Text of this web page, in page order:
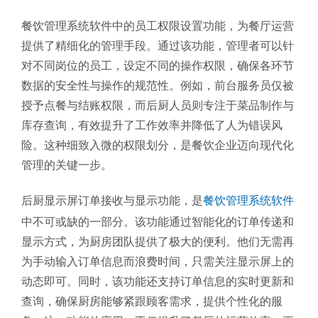
餐饮管理系统软件中的员工权限设置功能，为餐厅运营
提供了精细化的管理手段。通过该功能，管理者可以针
对不同岗位的员工，设定不同的操作权限，确保各环节
数据的安全性与操作的规范性。例如，前台服务员仅被
授予点餐与结账权限，而后厨人员则专注于菜品制作与
库存查询，有效提升了工作效率并降低了人为错误风
险。这种细致入微的权限划分，是餐饮企业迈向现代化
管理的关键一步。
后厨显示屏订单接收与显示功能，是餐饮管理系统软件
中不可或缺的一部分。该功能通过智能化的订单传递和
显示方式，为厨房团队提供了极大的便利。他们无需再
为手动输入订单信息而浪费时间，只需关注显示屏上的
动态即可。同时，该功能还支持订单信息的实时更新和
查询，确保厨房能够紧跟顾客需求，提供个性化的服